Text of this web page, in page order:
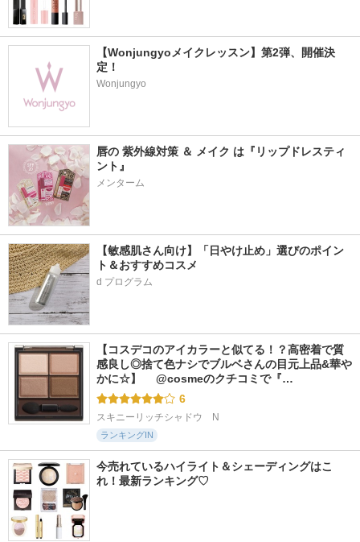
【Wonjungyoメイクレッスン】第2弾、開催決
定！
Wonjungyo
唇の 紫外線対策 ＆ メイク は『リップドレスティ
ント』
メンターム
【敏感肌さん向け】「日やけ止め」選びのポイン
ト＆おすすめコスメ
d プログラム
【コスデコのアイカラーと似てる！？高密着で質
感良し◎捨て色ナシでブルベさんの目元上品&華や
かに☆】 　@cosmeのクチコミで『…
6
スキニーリッチシャドウ　N
ランキングIN
今売れているハイライト＆シェーディングはこ
れ！最新ランキング♡